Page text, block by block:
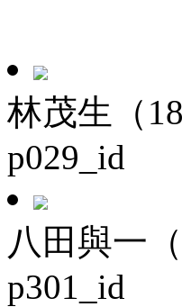
林茂生（
p029_id
八田與一（
p301_id